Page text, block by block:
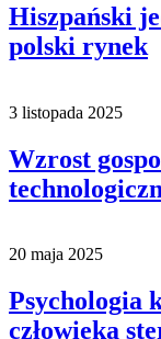
Hiszpański
polski rynek
3 listopada 2025
Wzrost
20 maja 2025
Psychologia
człowieka